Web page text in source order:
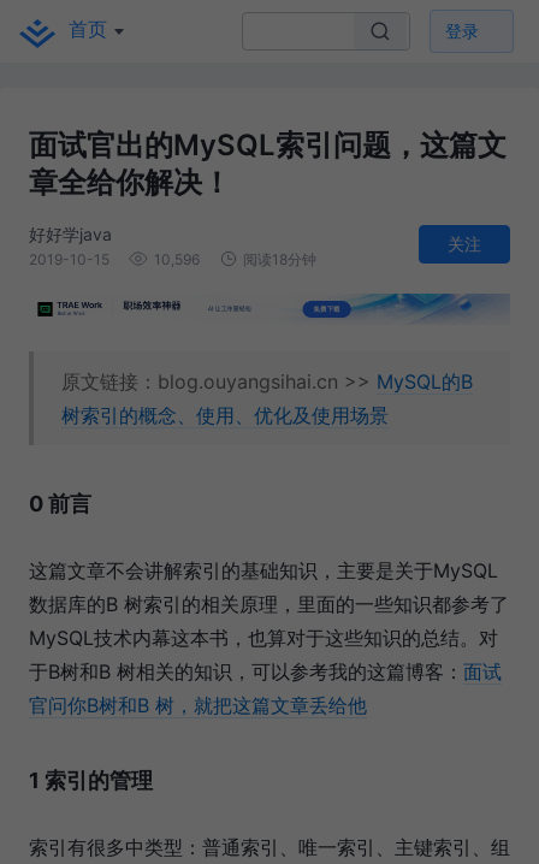
首页 登录
面试官出的MySQL索引问题，这篇文
章全给你解决！
好好学java
2019-10-15 10,596 阅读18分钟
关注
原文链接：blog.ouyangsihai.cn >> MySQL的B
树索引的概念、使用、优化及使用场景
0 前言
这篇文章不会讲解索引的基础知识，主要是关于MySQL
数据库的B 树索引的相关原理，里面的一些知识都参考了
MySQL技术内幕这本书，也算对于这些知识的总结。对
于B树和B 树相关的知识，可以参考我的这篇博客： 面试
官问你B树和B 树，就把这篇文章丢给他
1 索引的管理
索引有很多中类型：普通索引、唯一索引、主键索引、组